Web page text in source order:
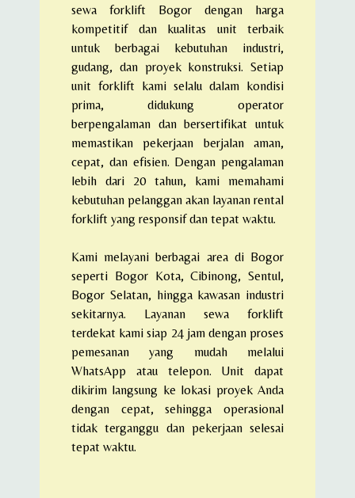
sewa forklift Bogor dengan harga
kompetitif dan kualitas unit terbaik
untuk berbagai kebutuhan industri,
gudang, dan proyek konstruksi. Setiap
unit forklift kami selalu dalam kondisi
prima, didukung operator
berpengalaman dan bersertifikat untuk
memastikan pekerjaan berjalan aman,
cepat, dan efisien. Dengan pengalaman
lebih dari 20 tahun, kami memahami
kebutuhan pelanggan akan layanan rental
forklift yang responsif dan tepat waktu.
Kami melayani berbagai area di Bogor
seperti Bogor Kota, Cibinong, Sentul,
Bogor Selatan, hingga kawasan industri
sekitarnya. Layanan sewa forklift
terdekat kami siap 24 jam dengan proses
pemesanan yang mudah melalui
WhatsApp atau telepon. Unit dapat
dikirim langsung ke lokasi proyek Anda
dengan cepat, sehingga operasional
tidak terganggu dan pekerjaan selesai
tepat waktu.